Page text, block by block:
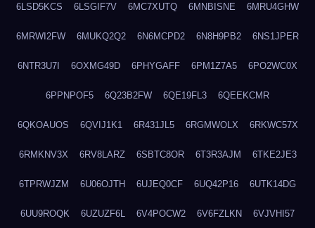
6LSD5KCS 6LSGIF7V 6MC7XUTQ 6MNBISNE 6MRU4GHW
6MRWI2FW 6MUKQ2Q2 6N6MCPD2 6N8H9PB2 6NS1JPER
6NTR3U7I 6OXMG49D 6PHYGAFF 6PM1Z7A5 6PO2WC0X
6PPNPOF5 6Q23B2FW 6QE19FL3 6QEEKCMR
6QKOAUOS 6QVIJ1K1 6R431JL5 6RGMWOLX 6RKWC57X
6RMKNV3X 6RV8LARZ 6SBTC8OR 6T3R3AJM 6TKE2JE3
6TPRWJZM 6U06OJTH 6UJEQ0CF 6UQ42P16 6UTK14DG
6UU9ROQK 6UZUZF6L 6V4POCW2 6V6FZLKN 6VJVHI57